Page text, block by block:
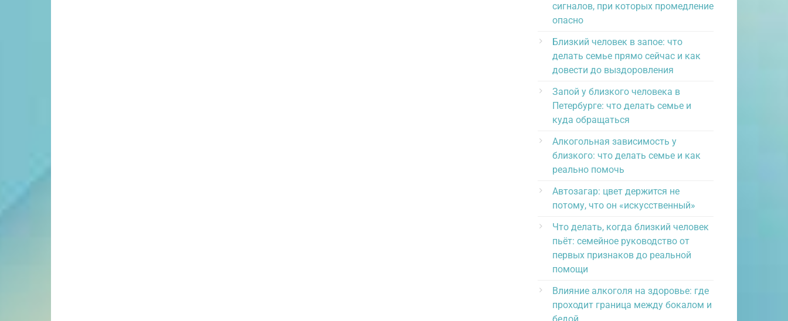
сигналов, при которых промедление
опасно
Близкий человек в запое: что
делать семье прямо сейчас и как
довести до выздоровления
Запой у близкого человека в
Петербурге: что делать семье и
куда обращаться
Алкогольная зависимость у
близкого: что делать семье и как
реально помочь
Автозагар: цвет держится не
потому, что он «искусственный»
Что делать, когда близкий человек
пьёт: семейное руководство от
первых признаков до реальной
помощи
Влияние алкоголя на здоровье: где
проходит граница между бокалом и